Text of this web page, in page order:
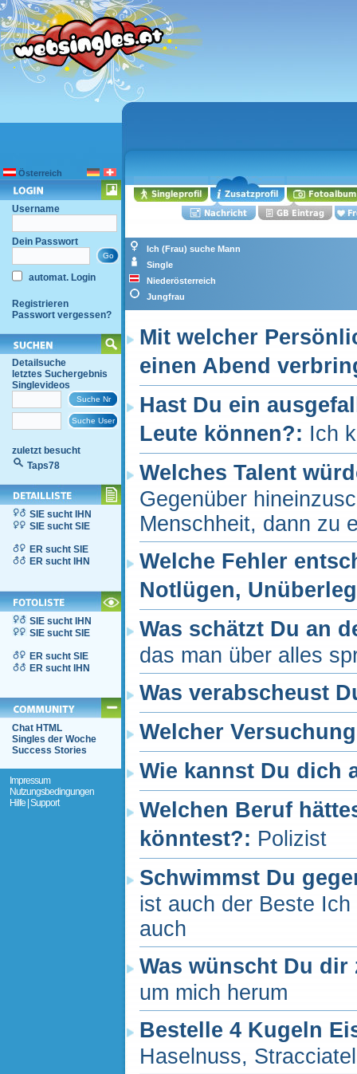
Österreich
Username
Dein Passwort
automat. Login
Registrieren
Passwort vergessen?
Detailsuche
letztes Suchergebnis
Singlevideos
zuletzt besucht
Taps78
SIE sucht IHN
SIE sucht SIE
ER sucht SIE
ER sucht IHN
SIE sucht IHN
SIE sucht SIE
ER sucht SIE
ER sucht IHN
Chat HTML
Singles der Woche
Success Stories
Impressum
Nutzungsbedingungen
Hilfe | Support
Ich (Frau) suche Mann
Single
Niederösterreich
Jungfrau
Mit welcher
einen Abend
Hast Du ein
Leute können?: Ich
Welches Talent
Gegenüber
Menschheit, dann zu
Welche Fehler
Notlügen,
Was schätzt Du an
das man über alles
Was verabscheust
Welcher
Wie kannst Du dich
Welchen Beruf
könntest?: Polizist
Schwimmst Du
ist auch der Beste
auch
Was wünscht Du
um mich herum
Bestelle 4 Kugeln
Haselnuss,